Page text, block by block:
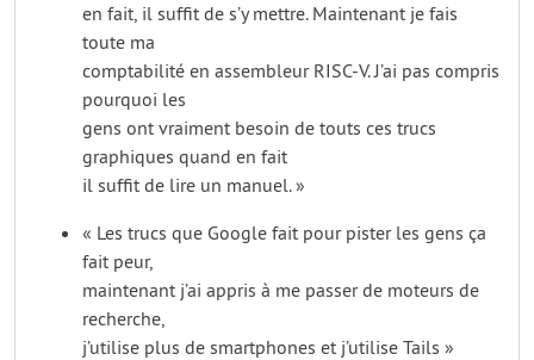
en fait, il suffit de s’y mettre. Maintenant je fais
toute ma
comptabilité en assembleur RISC-V. J’ai pas compris
pourquoi les
gens ont vraiment besoin de touts ces trucs
graphiques quand en fait
il suffit de lire un manuel. »
« Les trucs que Google fait pour pister les gens ça
fait peur,
maintenant j’ai appris à me passer de moteurs de
recherche,
j’utilise plus de smartphones et j’utilise Tails »